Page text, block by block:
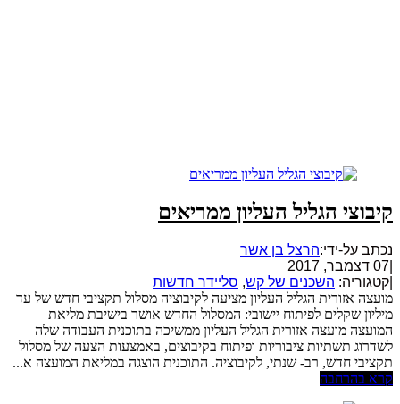
קיבוצי הגליל העליון ממריאים
נכתב על-ידי:הרצל בן אשר
07 דצמבר, 2017
קטגוריה: השכנים של קש, סליידר חדשות
מועצה אזורית הגליל העליון מציעה לקיבוציה מסלול תקציבי חדש של עד
מיליון שקלים לפיתוח יישובי: המסלול החדש אושר בישיבת מליאת
המועצה מועצה אזורית הגליל העליון ממשיכה בתוכנית העבודה שלה
לשדרוג תשתיות ציבוריות ופיתוח בקיבוצים, באמצעות הצעה של מסלול
תקציבי חדש, רב- שנתי, לקיבוציה. התוכנית הוצגה במליאת המועצה א...
קרא בהרחבה